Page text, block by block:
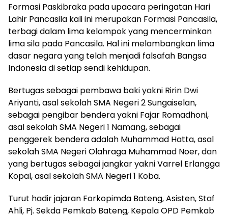
‎Formasi Paskibraka pada upacara peringatan Hari
Lahir Pancasila kali ini merupakan Formasi Pancasila,
terbagi dalam lima kelompok yang mencerminkan
lima sila pada Pancasila. Hal ini melambangkan lima
dasar negara yang telah menjadi falsafah Bangsa
Indonesia di setiap sendi kehidupan.
‎Bertugas sebagai pembawa baki yakni Ririn Dwi
Ariyanti, asal sekolah SMA Negeri 2 Sungaiselan,
sebagai pengibar bendera yakni Fajar Romadhoni,
asal sekolah SMA Negeri 1 Namang, sebagai
penggerek bendera adalah Muhammad Hatta, asal
sekolah SMA Negeri Olahraga Muhammad Noer, dan
yang bertugas sebagai jangkar yakni Varrel Erlangga
Kopal, asal sekolah SMA Negeri 1 Koba.
‎Turut hadir jajaran Forkopimda Bateng, Asisten, Staf
Ahli, Pj. Sekda Pemkab Bateng, Kepala OPD Pemkab